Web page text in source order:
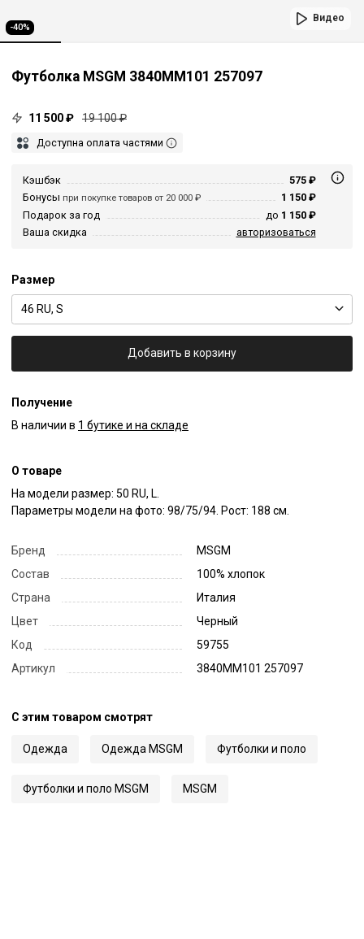
-40%
Видео
Футболка MSGM 3840MM101 257097
11 500 ₽ 19 100 ₽
Доступна оплата частями
Кэшбэк
575 ₽
Бонусы при покупке товаров от 20 000 ₽
1 150 ₽
Подарок за год
до 1 150 ₽
Ваша скидка
авторизоваться
Размер
46 RU, S
Добавить в корзину
Получение
В наличии в 1 бутике и на складе
О товаре
На модели размер: 50 RU, L.
Параметры модели на фото: 98/75/94. Рост: 188 см.
Бренд
MSGM
Состав
100% хлопок
Страна
Италия
Цвет
Черный
Код
59755
Артикул
3840MM101 257097
С этим товаром смотрят
Одежда Одежда MSGM Футболки и поло
Футболки и поло MSGM MSGM